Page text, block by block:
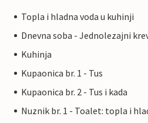
Topla i hladna voda u kuhinji
Dnevna soba - Jednolezajni
Kuhinja
Kupaonica br. 1 - Tus
Kupaonica br. 2 - Tus i kada
Nuznik br. 1 - Toalet: topla i